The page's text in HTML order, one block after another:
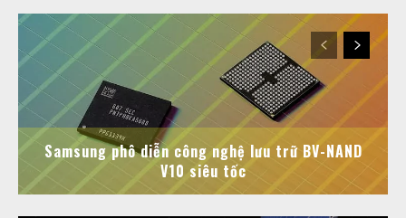
Samsung phô diễn công nghệ lưu trữ BV-NAND
V10 siêu tốc